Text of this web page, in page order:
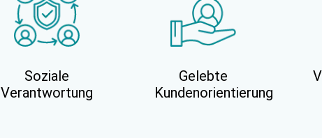
Soziale
Verantwortung
Gelebte
Kundenorientierung